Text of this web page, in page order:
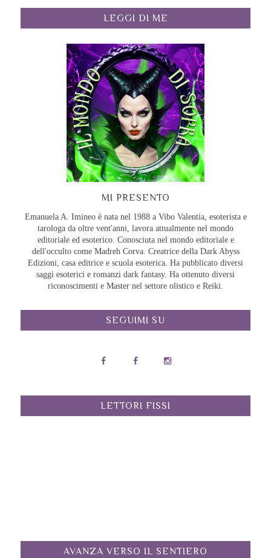
LEGGI DI ME
MI PRESENTO
Emanuela A. Imineo è nata nel 1988 a Vibo Valentia, esoterista e
tarologa da oltre vent'anni, lavora attualmente nel mondo
editoriale ed esoterico. Conosciuta nel mondo editoriale e
dell'occulto come Madreh Corva. Creatrice della Dark Abyss
Edizioni, casa editrice e scuola esoterica. Ha pubblicato diversi
saggi esoterici e romanzi dark fantasy. Ha ottenuto diversi
riconoscimenti e Master nel settore olistico e Reiki.
SEGUIMI SU
LETTORI FISSI
AVANZA VERSO IL SENTIERO